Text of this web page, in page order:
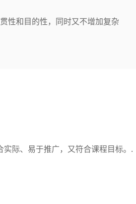
性和目的性，同时又不增加复杂
际、易于推广，又符合课程目标。.